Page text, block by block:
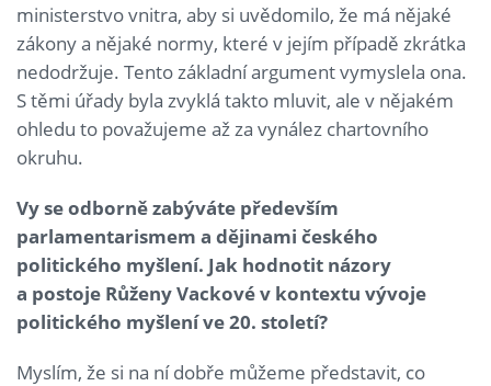
ministerstvo vnitra, aby si uvědomilo, že má nějaké
zákony a nějaké normy, které v jejím případě zkrátka
nedodržuje. Tento základní argument vymyslela ona.
S těmi úřady byla zvyklá takto mluvit, ale v nějakém
ohledu to považujeme až za vynález chartovního
okruhu.
Vy se odborně zabýváte především
parlamentarismem a dějinami českého
politického myšlení. Jak hodnotit názory
a postoje Růženy Vackové v kontextu vývoje
politického myšlení ve 20. století?
Myslím, že si na ní dobře můžeme představit, co